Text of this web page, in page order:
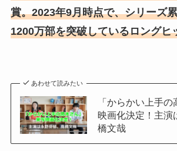
賞。2023年9月時点で、シリーズ
1200万部を突破しているロングヒ
あわせて読みたい
「からかい上手
映画化決定！主演
橋文哉